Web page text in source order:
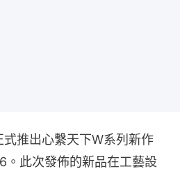
式推出心繫天下W系列新作
此次發佈的新品在工藝設